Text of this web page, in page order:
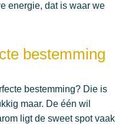
energie, dat is waar we
bestemming
bestemming? Die is
maar. De één wil
ligt de sweet spot vaak